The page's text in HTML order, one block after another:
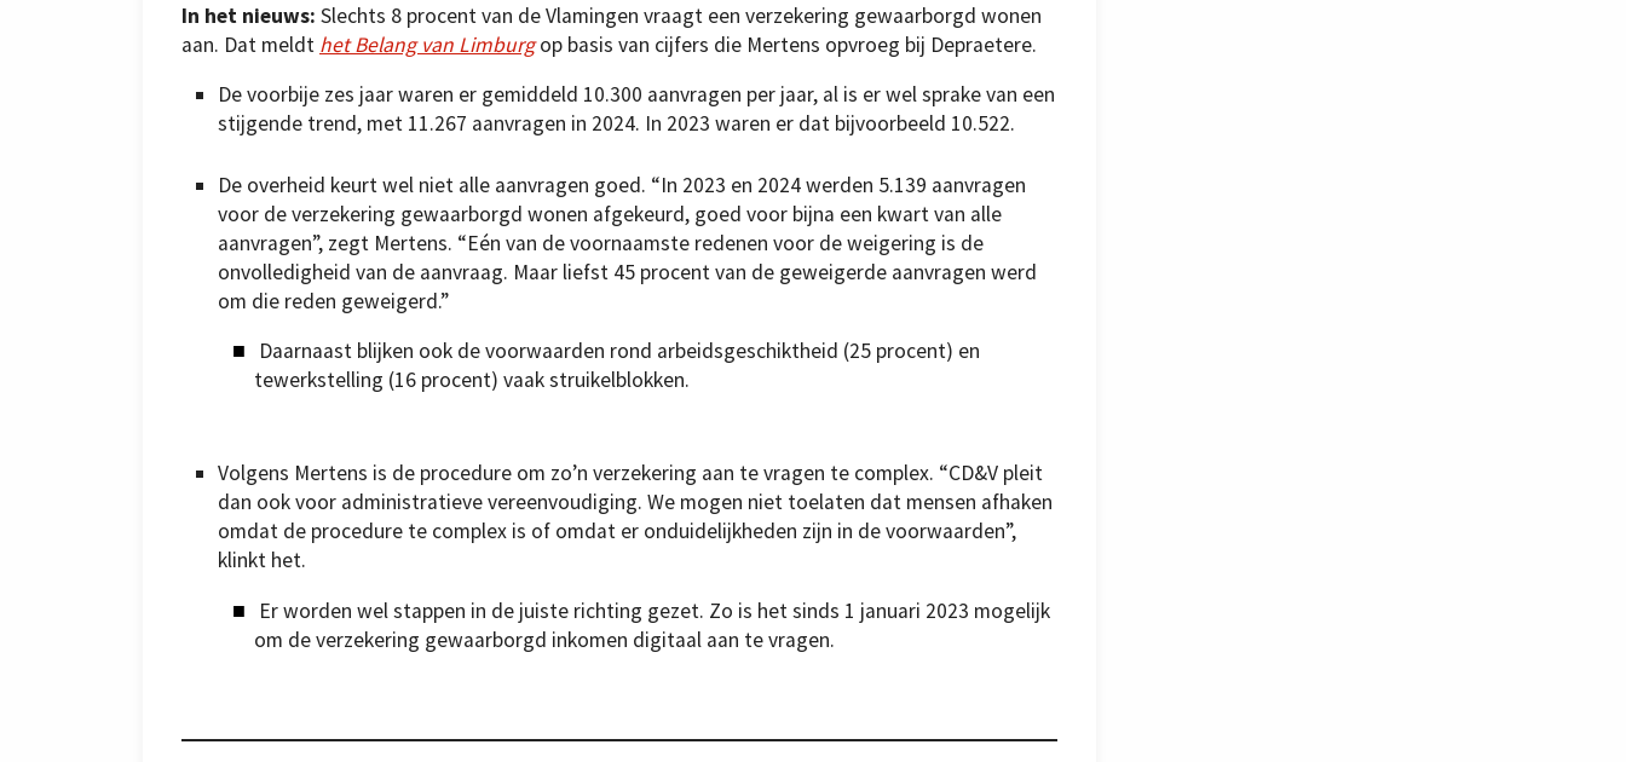
In het nieuws: Slechts 8 procent van de Vlamingen vraagt een verzekering gewaarborgd wonen
aan. Dat meldt het Belang van Limburg op basis van cijfers die Mertens opvroeg bij Depraetere.
De voorbije zes jaar waren er gemiddeld 10.300 aanvragen per jaar, al is er wel sprake van een
stijgende trend, met 11.267 aanvragen in 2024. In 2023 waren er dat bijvoorbeeld 10.522.
De overheid keurt wel niet alle aanvragen goed. “In 2023 en 2024 werden 5.139 aanvragen
voor de verzekering gewaarborgd wonen afgekeurd, goed voor bijna een kwart van alle
aanvragen”, zegt Mertens. “Eén van de voornaamste redenen voor de weigering is de
onvolledigheid van de aanvraag. Maar liefst 45 procent van de geweigerde aanvragen werd
om die reden geweigerd.”
Daarnaast blijken ook de voorwaarden rond arbeidsgeschiktheid (25 procent) en
tewerkstelling (16 procent) vaak struikelblokken.
Volgens Mertens is de procedure om zo’n verzekering aan te vragen te complex. “CD&V pleit
dan ook voor administratieve vereenvoudiging. We mogen niet toelaten dat mensen afhaken
omdat de procedure te complex is of omdat er onduidelijkheden zijn in de voorwaarden”,
klinkt het.
Er worden wel stappen in de juiste richting gezet. Zo is het sinds 1 januari 2023 mogelijk
om de verzekering gewaarborgd inkomen digitaal aan te vragen.